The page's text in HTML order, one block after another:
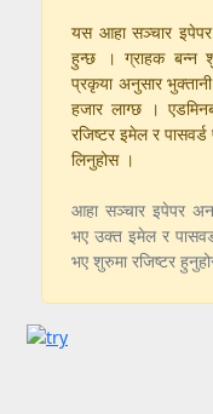
यस आहा सञ्चार इपेपर
हुन्छ । ग्राहक बन्न
प्रकृया अनुसार
हजार लाग्छ ।
रजिष्टर इमेल र
लिनुहोस ।
आहा सञ्चार इपेपर
भए उक्त इमेल र
भए शुरुमा रजिष्टर